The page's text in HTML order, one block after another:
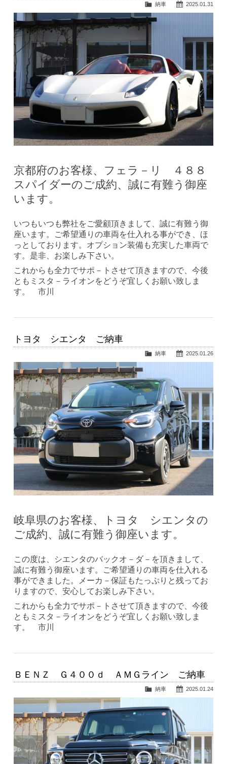
2025.01.31
納車
京都府のお客様、フェラ－リ ４８８
スパイダーのご成約、誠に有難う御座
います。
いつもいつも弊社をご愛顧頂きまして、誠に有難う御
座います。ご希望通りの車両を仕入れる事ができ、ほ
っとしております。オプション装備も充実した車両で
す。是非、お楽しみ下さい。
これからも全力でサポ－トさせて頂きますので、今後
ともミスタ－ライオンをどうぞ宜しくお願い致しま
す。 市川
トヨタ シエンタ ご納車
2025.01.26
納車
岐阜県のお客様、トヨタ シエンタの
ご成約、誠に有難う御座います。
この度は、シエンタのバックオ－ダ－を頂きまして、
誠に有難う御座います。ご希望通りの車両を仕入れる
事ができました。メーカ－保証もたっぷりと残ってお
りますので、安心してお楽しみ下さい。
これからも全力でサポ－トさせて頂きますので、今後
ともミスタ－ライオンをどうぞ宜しくお願い致しま
す。 市川
ＢＥＮＺ Ｇ４００ｄ ＡＭＧライン ご納車
2025.01.24
納車